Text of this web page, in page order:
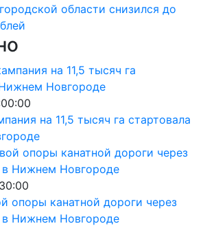
области снизился до
на 11,5 тысяч га стартовала
опоры канатной дороги через
в Нижнем Новгороде